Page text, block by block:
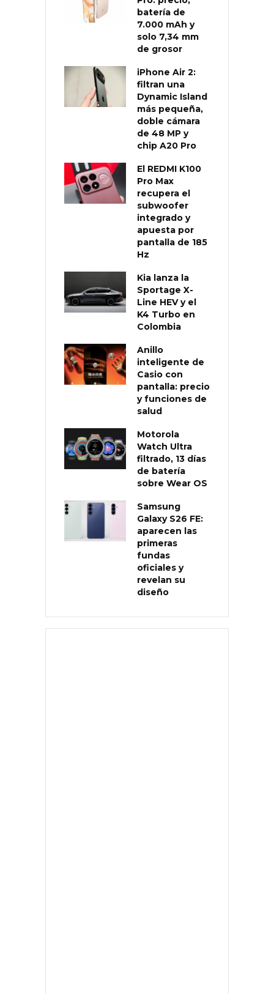
batería de
7.000 mAh y
solo 7,34 mm
de grosor
iPhone Air 2:
filtran una
Dynamic Island
más pequeña,
doble cámara
de 48 MP y
chip A20 Pro
El REDMI K100
Pro Max
recupera el
subwoofer
integrado y
apuesta por
pantalla de 185
Hz
Kia lanza la
Sportage X-
Line HEV y el
K4 Turbo en
Colombia
Anillo
inteligente de
Casio con
pantalla: precio
y funciones de
salud
Motorola
Watch Ultra
filtrado, 13 días
de batería
sobre Wear OS
Samsung
Galaxy S26 FE:
aparecen las
primeras
fundas
oficiales y
revelan su
diseño